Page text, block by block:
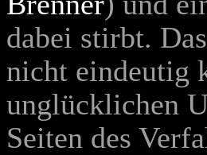
dabei stirbt.
nicht eindeutig
unglücklichen
Seiten des